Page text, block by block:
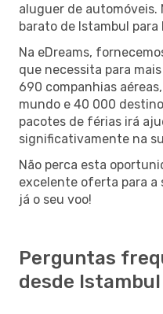
aluguer de automóveis.
barato de Istambul para
Na eDreams,
que necessita para
690 companhias
mundo e 40 000
pacotes de férias irá
significativamente na
Não perca esta
excelente oferta para a
já o seu voo!
Perguntas
desde